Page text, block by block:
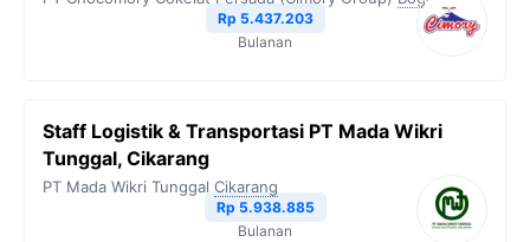
Rp 5.437.203
Bulanan
Staff Logistik & Transportasi PT Mada Wikri
Tunggal, Cikarang
PT Mada Wikri Tunggal Cikarang
Rp 5.938.885
Bulanan